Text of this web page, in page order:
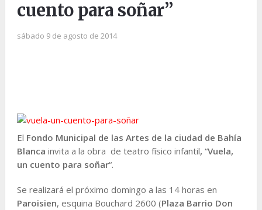
cuento para soñar”
sábado 9 de agosto de 2014
El Fondo Municipal de las Artes de la ciudad de Bahía
Blanca invita a la obra de teatro físico infantil, “Vuela,
un cuento para soñar“.
Se realizará el próximo domingo a las 14 horas en
Paroisien, esquina Bouchard 2600 (Plaza Barrio Don